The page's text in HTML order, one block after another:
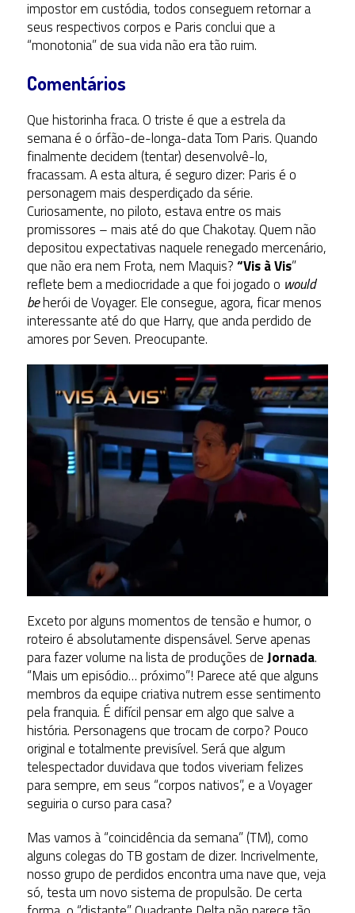
impostor em custódia, todos conseguem retornar a
seus respectivos corpos e Paris conclui que a
“monotonia” de sua vida não era tão ruim.
Comentários
Que historinha fraca. O triste é que a estrela da
semana é o órfão-de-longa-data Tom Paris. Quando
finalmente decidem (tentar) desenvolvê-lo,
fracassam. A esta altura, é seguro dizer: Paris é o
personagem mais desperdiçado da série.
Curiosamente, no piloto, estava entre os mais
promissores – mais até do que Chakotay. Quem não
depositou expectativas naquele renegado mercenário,
que não era nem Frota, nem Maquis?“Vis à Vis”
reflete bem a mediocridade a que foi jogado o would
beherói de Voyager. Ele consegue, agora, ficar menos
interessante até do que Harry, que anda perdido de
amores por Seven. Preocupante.
Exceto por alguns momentos de tensão e humor, o
roteiro é absolutamente dispensável. Serve apenas
para fazer volume na lista de produções deJornada.
“Mais um episódio… próximo”! Parece até que alguns
membros da equipe criativa nutrem esse sentimento
pela franquia. É difícil pensar em algo que salve a
história. Personagens que trocam de corpo? Pouco
original e totalmente previsível. Será que algum
telespectador duvidava que todos viveriam felizes
para sempre, em seus “corpos nativos”, e a Voyager
seguiria o curso para casa?
Mas vamos à “coincidência da semana” (TM), como
alguns colegas do TB gostam de dizer. Incrivelmente,
nosso grupo de perdidos encontra uma nave que, veja
só, testa um novo sistema de propulsão. De certa